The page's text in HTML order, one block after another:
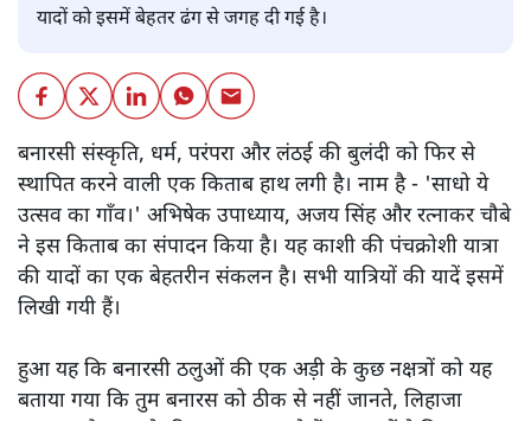
यादों को इसमें बेहतर ढंग से जगह दी गई है।
बनारसी संस्कृति, धर्म, परंपरा और लंठई की बुलंदी को फिर से
स्थापित करने वाली एक किताब हाथ लगी है। नाम है - 'साधो ये
उत्सव का गाँव।' अभिषेक उपाध्याय, अजय सिंह और रत्नाकर चौबे
ने इस किताब का संपादन किया है। यह काशी की पंचक्रोशी यात्रा
की यादों का एक बेहतरीन संकलन है। सभी यात्रियों की यादें इसमें
लिखी गयी हैं।
हुआ यह कि बनारसी ठलुओं की एक अड़ी के कुछ नक्षत्रों को यह
बताया गया कि तुम बनारस को ठीक से नहीं जानते, लिहाजा